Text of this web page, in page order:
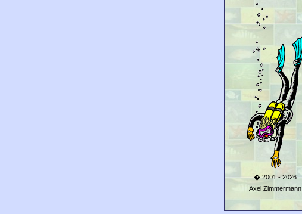
� 2001 - 2026
Axel Zimmermann